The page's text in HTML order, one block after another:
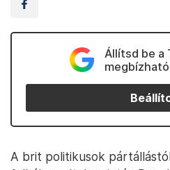
Állítsd be a
A brit politikusok